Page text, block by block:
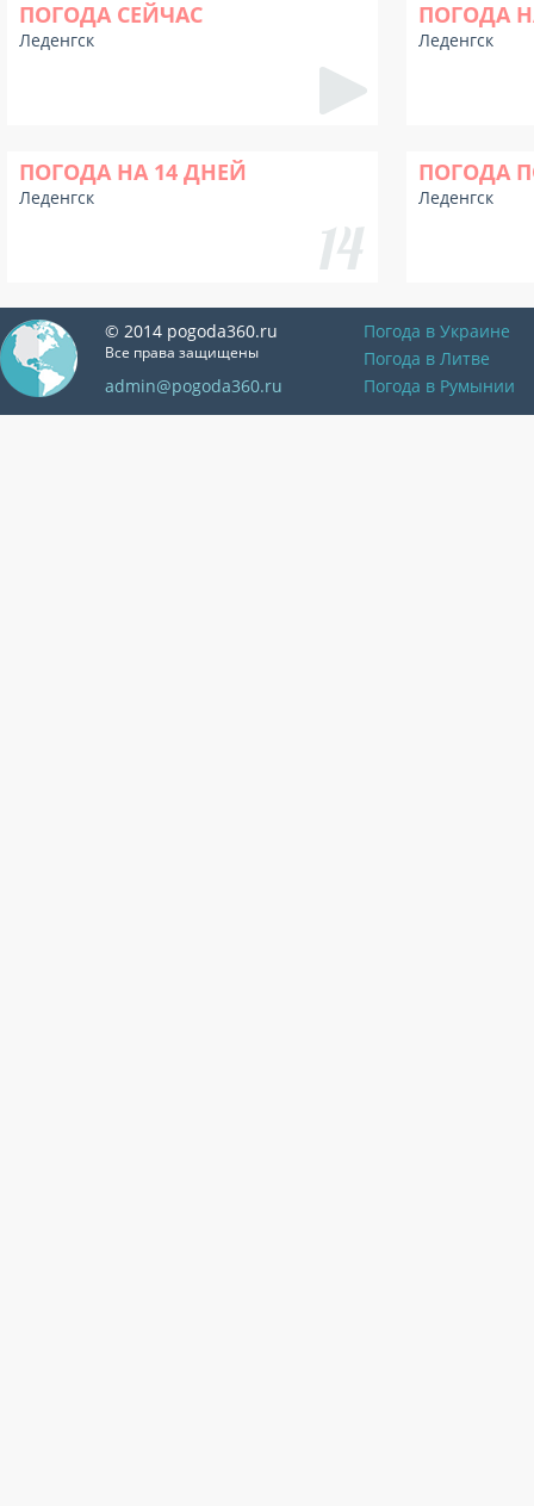
ПОГОДА СЕЙЧАС
Леденгск
ПОГОДА
Леденгск
ПОГОДА НА 14 ДНЕЙ
Леденгск
ПОГОДА
Леденгск
© 2014 pogoda360.ru
Все права защищены
admin@pogoda360.ru
Погода в Украине
Погода в Литве
Погода в Румынии